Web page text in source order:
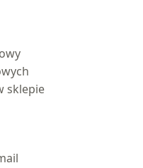
sklepie